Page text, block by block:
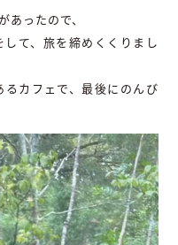
あったので、
して、旅を締めくくりまし
カフェで、最後にのんび